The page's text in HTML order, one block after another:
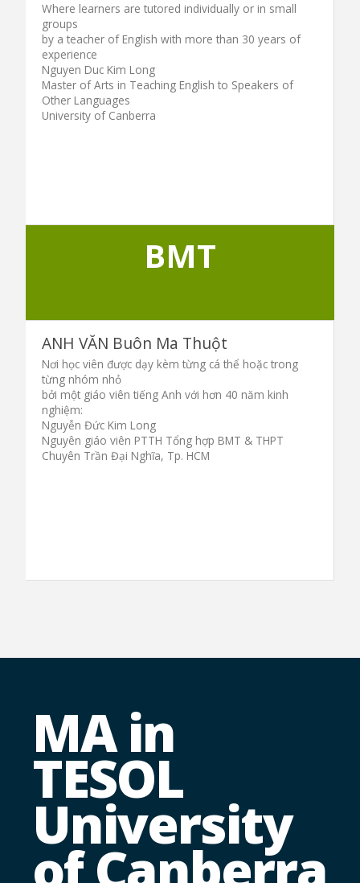
Where learners are tutored individually or in small
groups
by a teacher of English with more than 30 years of
experience
Nguyen Duc Kim Long
Master of Arts in Teaching English to Speakers of
Other Languages
University of Canberra
BMT
ANH VĂN Buôn Ma Thuột
Nơi học viên được dạy kèm từng cá thể hoặc trong
từng nhóm nhỏ
bởi một giáo viên tiếng Anh với hơn 40 năm kinh
nghiệm:
Nguyễn Đức Kim Long
Nguyên giáo viên PTTH Tổng hợp BMT & THPT
Chuyên Trần Đại Nghĩa, Tp. HCM
MA in
TESOL
University